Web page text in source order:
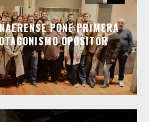
PONE PRIMERA
OPOSITOR